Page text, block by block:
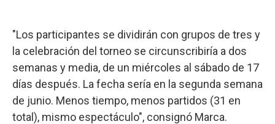
"Los participantes se dividirán con grupos de tres y
la celebración del torneo se circunscribiría a dos
semanas y media, de un miércoles al sábado de 17
días después. La fecha sería en la segunda semana
de junio. Menos tiempo, menos partidos (31 en
total), mismo espectáculo", consignó Marca.